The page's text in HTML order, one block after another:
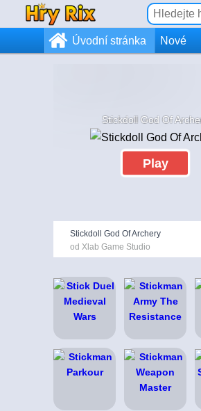
Úvodní stránka Nové
Stickdoll God Of
Play
Stickdoll God Of Archery
od Xlab Game Studio